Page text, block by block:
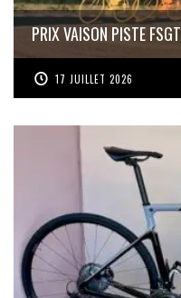
PRIX VAISON PISTE FSGT
17 JUILLET 2026